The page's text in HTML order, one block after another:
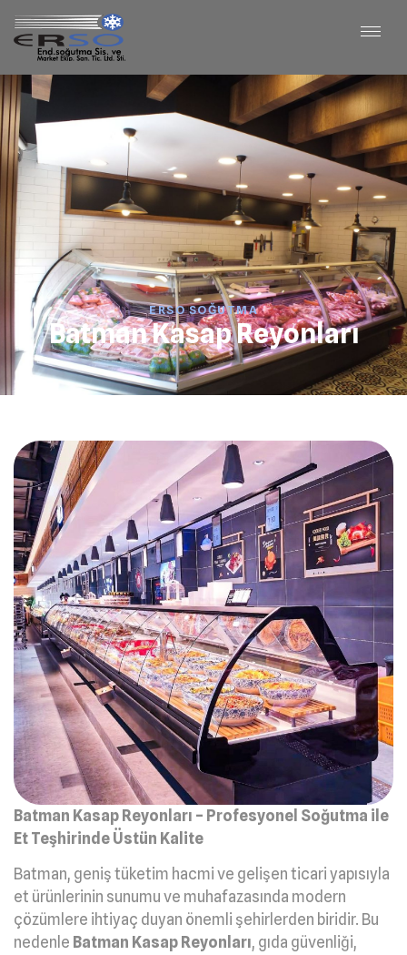
ERSO SOĞUTMA
Batman Kasap Reyonları
Batman Kasap Reyonları – Profesyonel Soğutma ile
Et Teşhirinde Üstün Kalite
Batman, geniş tüketim hacmi ve gelişen ticari yapısıyla
et ürünlerinin sunumu ve muhafazasında modern
çözümlere ihtiyaç duyan önemli şehirlerden biridir. Bu
nedenle Batman Kasap Reyonları, gıda güvenliği,